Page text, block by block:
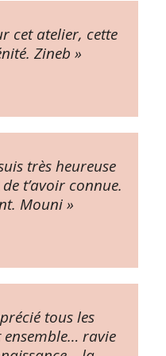
cet atelier, cette
Zineb »
très heureuse
t’avoir connue.
Mouni »
tous les
ensemble… ravie